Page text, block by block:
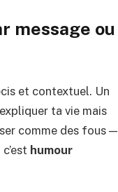
message ou
et contextuel. Un
ta vie mais
comme des fous —
humour